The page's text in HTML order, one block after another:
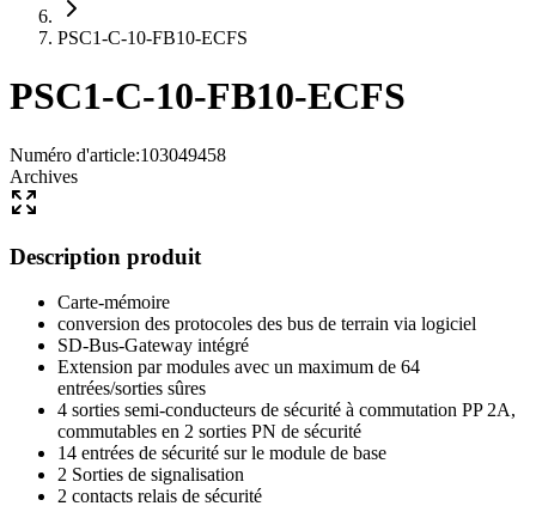
PSC1-C-10-FB10-ECFS
PSC1-C-10-FB10-ECFS
Numéro d'article:103049458
Archives
Description produit
Carte-mémoire
conversion des protocoles des bus de terrain via logiciel
SD-Bus-Gateway intégré
Extension par modules avec un maximum de 64
entrées/sorties sûres
4 sorties semi-conducteurs de sécurité à commutation PP 2A,
commutables en 2 sorties PN de sécurité
14 entrées de sécurité sur le module de base
2 Sorties de signalisation
2 contacts relais de sécurité